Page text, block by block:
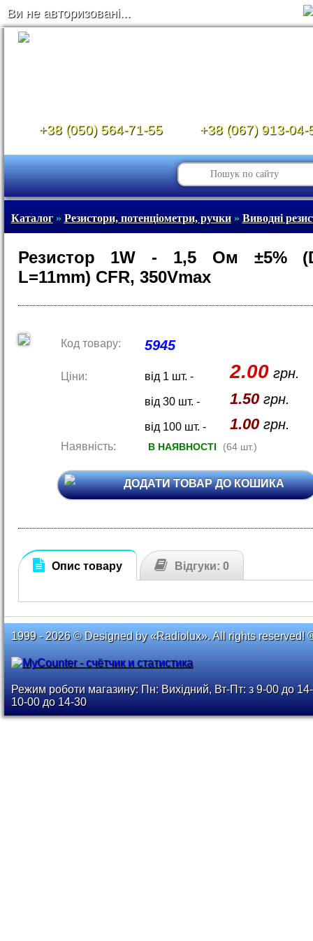
Ви не авторизовані...
+38 (050) 564-71-55 +38 (067) 913-04-
Каталог» Резистори, потенціометри, ручки» Виводні
Резистор 1W - 1,5 Ом ±5%
L=11mm) CFR, 350Vmax
Код товару: 5945
Ціни: від 1 шт. - 2.00грн.
від 30 шт. - 1.50грн.
від 100 шт. - 1.00грн.
Наявність: В НАЯВНОСТІ (64 шт.)
ДОДАТИ ТОВАР ДО КОШИКА
Опис товару Відгуки: 0
1999 - 2026 © Designed by «Radiolux». All rights reserved!
Режим роботи магазину: Пн: Вихідний, Вт-Пт: з 9-00 до
10-00 до 14-30